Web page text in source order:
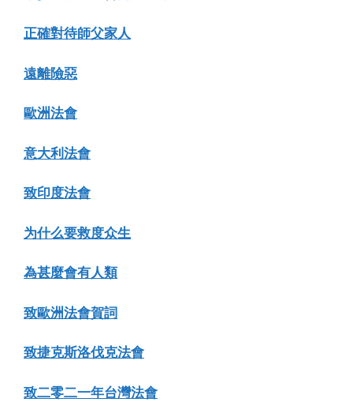
正確對待師父家人
遠離險惡
歐洲法會
意大利法會
致印度法會
为什么要救度众生
為甚麼會有人類
致歐洲法會賀詞
致捷克斯洛伐克法會
致二零二一年台灣法會